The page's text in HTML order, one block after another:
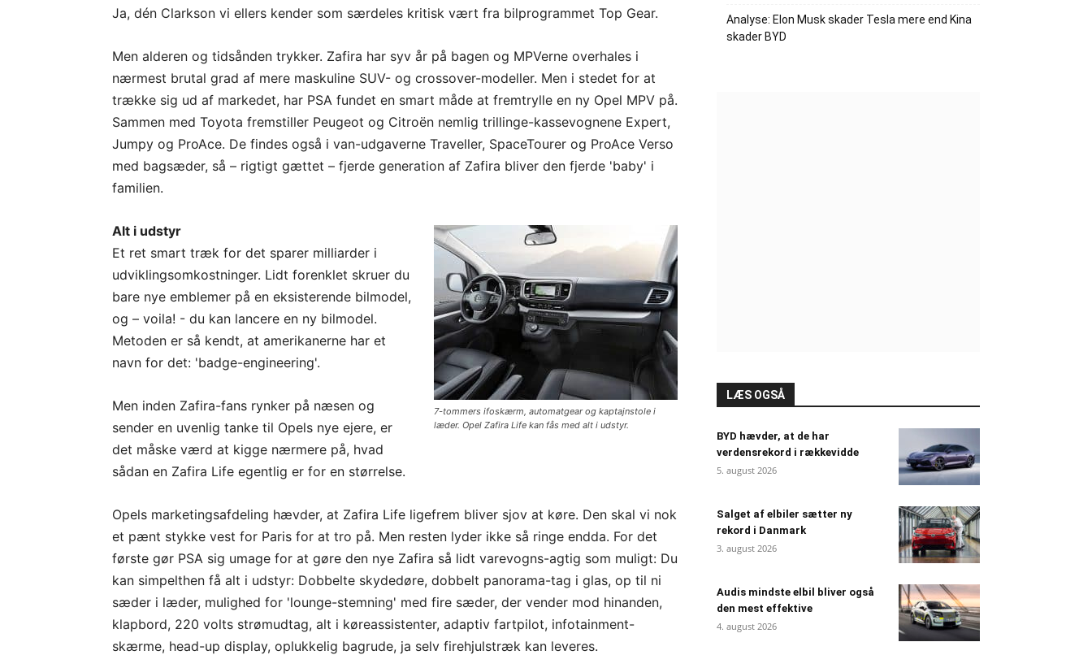
Ja, dén Clarkson vi ellers kender som særdeles kritisk vært fra bilprogrammet Top Gear.
Men alderen og tidsånden trykker. Zafira har syv år på bagen og MPVerne overhales i
nærmest brutal grad af mere maskuline SUV- og crossover-modeller. Men i stedet for at
trække sig ud af markedet, har PSA fundet en smart måde at fremtrylle en ny Opel MPV på.
Sammen med Toyota fremstiller Peugeot og Citroën nemlig trillinge-kassevognene Expert,
Jumpy og ProAce. De findes også i van-udgaverne Traveller, SpaceTourer og ProAce Verso
med bagsæder, så – rigtigt gættet – fjerde generation af Zafira bliver den fjerde 'baby' i
familien.
7-tommers ifoskærm, automatgear og kaptajnstole i
læder. Opel Zafira Life kan fås med alt i udstyr.
Alt i udstyr
Et ret smart træk for det sparer milliarder i
udviklingsomkostninger. Lidt forenklet skruer du
bare nye emblemer på en eksisterende bilmodel,
og – voila! - du kan lancere en ny bilmodel.
Metoden er så kendt, at amerikanerne har et
navn for det: 'badge-engineering'.
Men inden Zafira-fans rynker på næsen og
sender en uvenlig tanke til Opels nye ejere, er
det måske værd at kigge nærmere på, hvad
sådan en Zafira Life egentlig er for en størrelse.
Opels marketingsafdeling hævder, at Zafira Life ligefrem bliver sjov at køre. Den skal vi nok
et pænt stykke vest for Paris for at tro på. Men resten lyder ikke så ringe endda. For det
første gør PSA sig umage for at gøre den nye Zafira så lidt varevogns-agtig som muligt: Du
kan simpelthen få alt i udstyr: Dobbelte skydedøre, dobbelt panorama-tag i glas, op til ni
sæder i læder, mulighed for 'lounge-stemning' med fire sæder, der vender mod hinanden,
klapbord, 220 volts strømudtag, alt i køreassistenter, adaptiv fartpilot, infotainment-
skærme, head-up display, oplukkelig bagrude, ja selv firehjulstræk kan leveres.
Analyse: Elon Musk skader Tesla mere end Kina
skader BYD
LÆS OGSÅ
BYD hævder, at de har
verdensrekord i rækkevidde
5. august 2026
Salget af elbiler sætter ny
rekord i Danmark
3. august 2026
Audis mindste elbil bliver også
den mest effektive
4. august 2026